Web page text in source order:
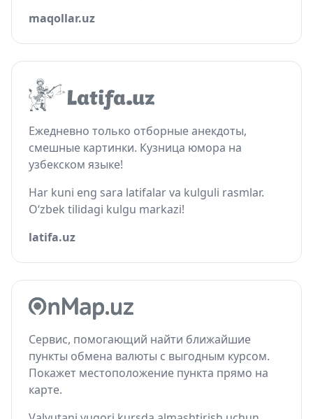
maqollar.uz
Ежедневно только отборные анекдоты,
смешные картинки. Кузница юмора на
узбекском языке!
Har kuni eng sara latifalar va kulguli rasmlar.
O‘zbek tilidagi kulgu markazi!
latifa.uz
Сервис, помогающий найти ближайшие
пункты обмена валюты с выгодным курсом.
Покажет местоположение пункта прямо на
карте.